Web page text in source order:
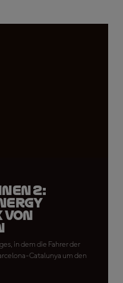
2:
von
in dem die Fahrer der
Catalunya um den